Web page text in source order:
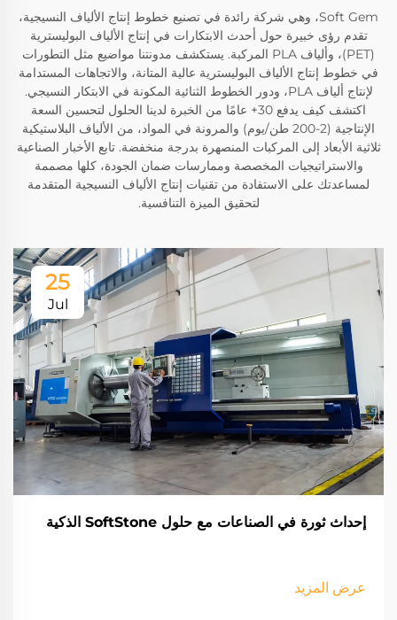
Soft Gem، وهي شركة رائدة في تصنيع خطوط إنتاج الألياف النسيجية،
تقدم رؤى خبيرة حول أحدث الابتكارات في إنتاج الألياف البوليسترية
(PET)، وألياف PLA المركبة. يستكشف مدونتنا مواضيع مثل التطورات
في خطوط إنتاج الألياف البوليسترية عالية المتانة، والاتجاهات المستدامة
لإنتاج ألياف PLA، ودور الخطوط الثنائية المكونة في الابتكار النسيجي.
اكتشف كيف يدفع 30+ عامًا من الخبرة لدينا الحلول لتحسين السعة
الإنتاجية (2-200 طن/يوم) والمرونة في المواد، من الألياف البلاستيكية
ثلاثية الأبعاد إلى المركبات المنصهرة بدرجة منخفضة. تابع الأخبار الصناعية
والاستراتيجيات المخصصة وممارسات ضمان الجودة، كلها مصممة
لمساعدتك على الاستفادة من تقنيات إنتاج الألياف النسيجية المتقدمة
لتحقيق الميزة التنافسية.
25
Jul
إحداث ثورة في الصناعات مع حلول SoftStone الذكية
عرض المزيد